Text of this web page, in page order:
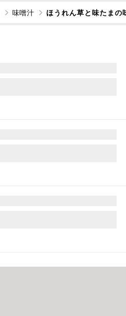
味噌汁 ほうれん草と味たま